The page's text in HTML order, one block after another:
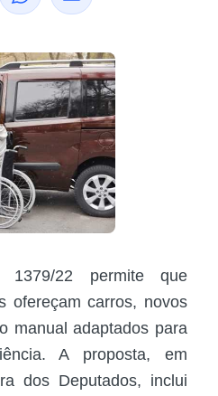
22 permite que
ofereçam carros, novos
manual adaptados para
A proposta, em
dos Deputados, inclui